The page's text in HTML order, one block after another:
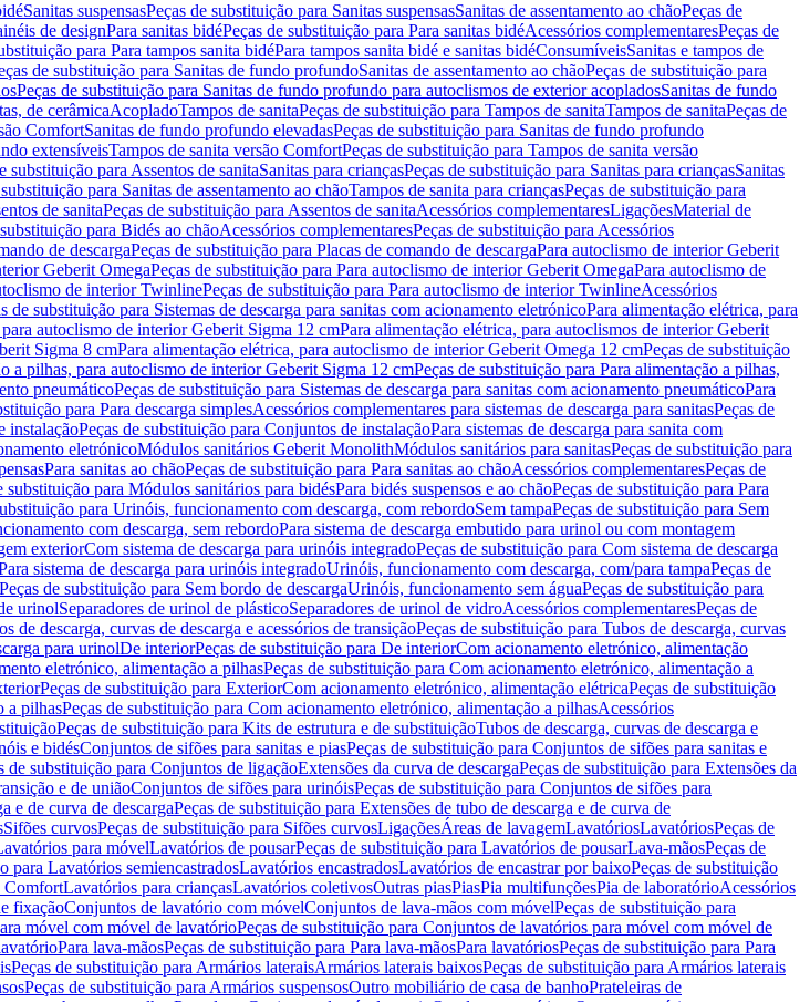
Sanitas suspensasPeças de substituição para Sanitas suspensasSanitas de assentamento ao chãoPeças de
de designPara sanitas bidéPeças de substituição para Para sanitas bidéAcessórios complementaresPeças de
para Para tampos sanita bidéPara tampos sanita bidé e sanitas bidéConsumíveisSanitas e tampos de
de substituição para Sanitas de fundo profundoSanitas de assentamento ao chãoPeças de substituição para
Peças de substituição para Sanitas de fundo profundo para autoclismos de exterior acopladosSanitas de fundo
de cerâmicaAcopladoTampos de sanitaPeças de substituição para Tampos de sanitaTampos de sanitaPeças de
ComfortSanitas de fundo profundo elevadasPeças de substituição para Sanitas de fundo profundo
extensíveisTampos de sanita versão ComfortPeças de substituição para Tampos de sanita versão
substituição para Assentos de sanitaSanitas para criançasPeças de substituição para Sanitas para criançasSanitas
para Sanitas de assentamento ao chãoTampos de sanita para criançasPeças de substituição para
de sanitaPeças de substituição para Assentos de sanitaAcessórios complementaresLigaçõesMaterial de
para Bidés ao chãoAcessórios complementaresPeças de substituição para Acessórios
de descargaPeças de substituição para Placas de comando de descargaPara autoclismo de interior Geberit
Geberit OmegaPeças de substituição para Para autoclismo de interior Geberit OmegaPara autoclismo de
de interior TwinlinePeças de substituição para Para autoclismo de interior TwinlineAcessórios
de substituição para Sistemas de descarga para sanitas com acionamento eletrónicoPara alimentação elétrica, para
autoclismo de interior Geberit Sigma 12 cmPara alimentação elétrica, para autoclismos de interior Geberit
Sigma 8 cmPara alimentação elétrica, para autoclismo de interior Geberit Omega 12 cmPeças de substituição
a pilhas, para autoclismo de interior Geberit Sigma 12 cmPeças de substituição para Para alimentação a pilhas,
pneumáticoPeças de substituição para Sistemas de descarga para sanitas com acionamento pneumáticoPara
para Para descarga simplesAcessórios complementares para sistemas de descarga para sanitasPeças de
instalaçãoPeças de substituição para Conjuntos de instalaçãoPara sistemas de descarga para sanita com
eletrónicoMódulos sanitários Geberit MonolithMódulos sanitários para sanitasPeças de substituição para
Para sanitas ao chãoPeças de substituição para Para sanitas ao chãoAcessórios complementaresPeças de
substituição para Módulos sanitários para bidésPara bidés suspensos e ao chãoPeças de substituição para Para
para Urinóis, funcionamento com descarga, com rebordoSem tampaPeças de substituição para Sem
com descarga, sem rebordoPara sistema de descarga embutido para urinol ou com montagem
exteriorCom sistema de descarga para urinóis integradoPeças de substituição para Com sistema de descarga
sistema de descarga para urinóis integradoUrinóis, funcionamento com descarga, com/para tampaPeças de
Peças de substituição para Sem bordo de descargaUrinóis, funcionamento sem águaPeças de substituição para
urinolSeparadores de urinol de plásticoSeparadores de urinol de vidroAcessórios complementaresPeças de
de descarga, curvas de descarga e acessórios de transiçãoPeças de substituição para Tubos de descarga, curvas
para urinolDe interiorPeças de substituição para De interiorCom acionamento eletrónico, alimentação
eletrónico, alimentação a pilhasPeças de substituição para Com acionamento eletrónico, alimentação a
Peças de substituição para ExteriorCom acionamento eletrónico, alimentação elétricaPeças de substituição
a pilhasPeças de substituição para Com acionamento eletrónico, alimentação a pilhasAcessórios
Peças de substituição para Kits de estrutura e de substituiçãoTubos de descarga, curvas de descarga e
e bidésConjuntos de sifões para sanitas e piasPeças de substituição para Conjuntos de sifões para sanitas e
de substituição para Conjuntos de ligaçãoExtensões da curva de descargaPeças de substituição para Extensões da
e de uniãoConjuntos de sifões para urinóisPeças de substituição para Conjuntos de sifões para
e de curva de descargaPeças de substituição para Extensões de tubo de descarga e de curva de
Sifões curvosPeças de substituição para Sifões curvosLigaçõesÁreas de lavagemLavatóriosLavatóriosPeças de
para móvelLavatórios de pousarPeças de substituição para Lavatórios de pousarLava-mãosPeças de
para Lavatórios semiencastradosLavatórios encastradosLavatórios de encastrar por baixoPeças de substituição
ComfortLavatórios para criançasLavatórios coletivosOutras piasPiasPia multifunçõesPia de laboratórioAcessórios
fixaçãoConjuntos de lavatório com móvelConjuntos de lava-mãos com móvelPeças de substituição para
móvel com móvel de lavatórioPeças de substituição para Conjuntos de lavatórios para móvel com móvel de
Para lava-mãosPeças de substituição para Para lava-mãosPara lavatóriosPeças de substituição para Para
Peças de substituição para Armários lateraisArmários laterais baixosPeças de substituição para Armários laterais
Peças de substituição para Armários suspensosOutro mobiliário de casa de banhoPrateleiras de